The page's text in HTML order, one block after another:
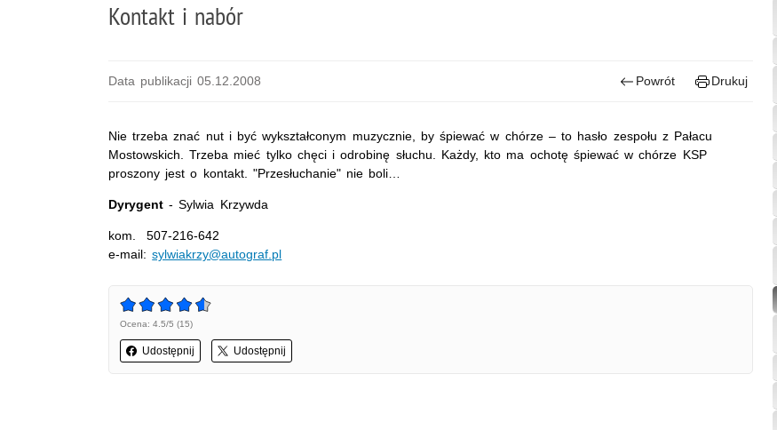
Kontakt i nabór
Data publikacji 05.12.2008 Powrót Drukuj
Nie trzeba znać nut i być wykształconym muzycznie, by śpiewać w chórze – to hasło zespołu z Pałacu
Mostowskich. Trzeba mieć tylko chęci i odrobinę słuchu. Każdy, kto ma ochotę śpiewać w chórze KSP
proszony jest o kontakt. "Przesłuchanie" nie boli…
Dyrygent - Sylwia Krzywda
kom. 507-216-642
e-mail:sylwiakrzy@autograf.pl
Ocena: 4.5/5 (15)
Udostępnij Udostępnij